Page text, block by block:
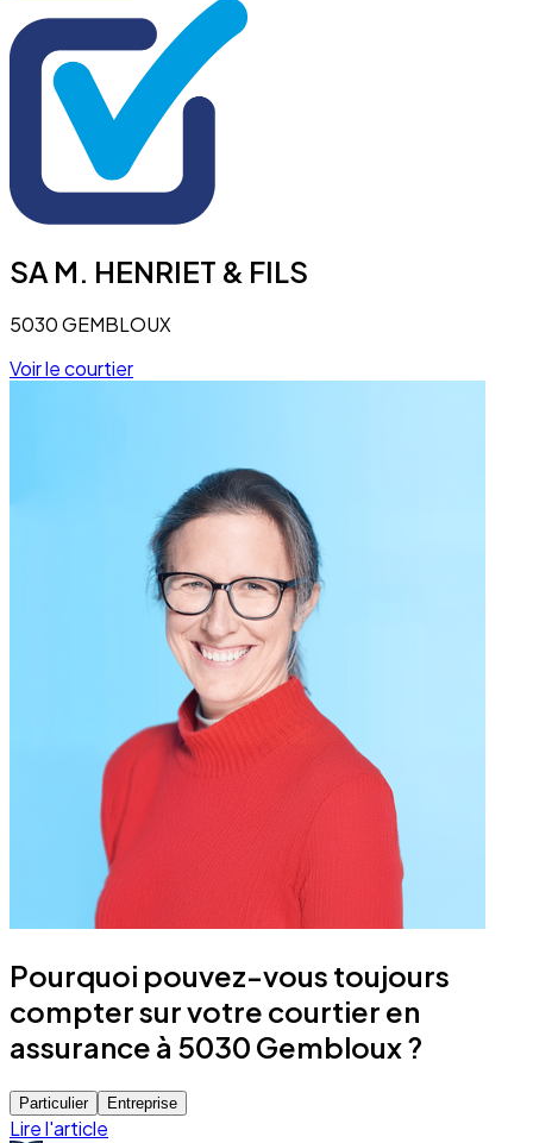
SA M. HENRIET & FILS
5030 GEMBLOUX
Voir le courtier
Pourquoi pouvez-vous toujours
compter sur votre courtier en
assurance à 5030 Gembloux ?
Particulier Entreprise
Lire l'article